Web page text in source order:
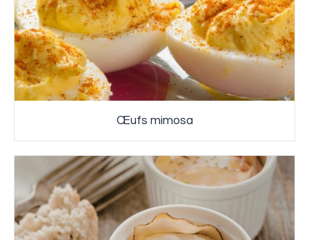
Œufs mimosa